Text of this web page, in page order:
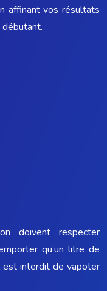
affinant vos résultats
doivent respecter
qu’un litre de
est interdit de vapoter